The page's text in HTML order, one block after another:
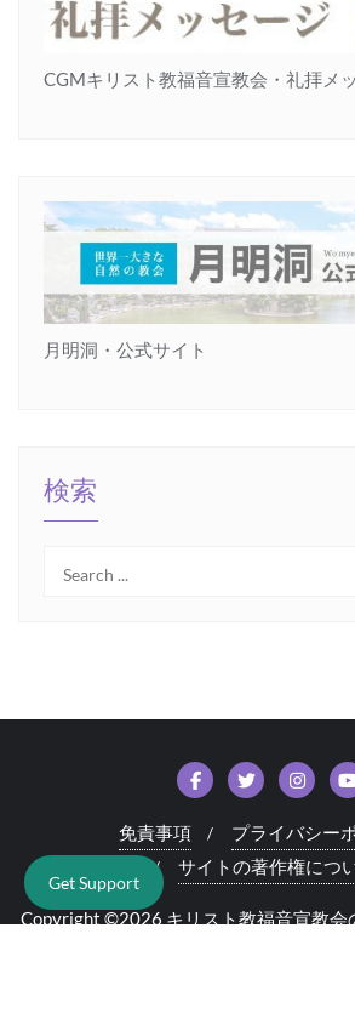
CGMキリスト教福音宣教会・礼拝メ
月明洞・公式サイト
検索
免責事項
プライバシー
サイトの著作権につ
Copyright ©2026 キリスト教福音宣教会
Get Support